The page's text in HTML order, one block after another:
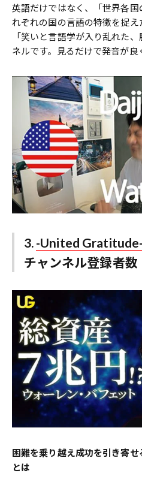
英語だけではなく、「世界各
れぞれの国の言語の特徴を捉え
「笑いと言語学が入り乱れた
ネルです。見るだけで発音が良
3. -United
チャンネル登録者数
困難を乗り越え成功を引き寄
とは